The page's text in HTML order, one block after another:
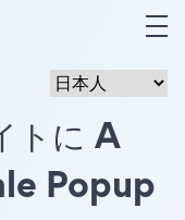
トに A
Popup